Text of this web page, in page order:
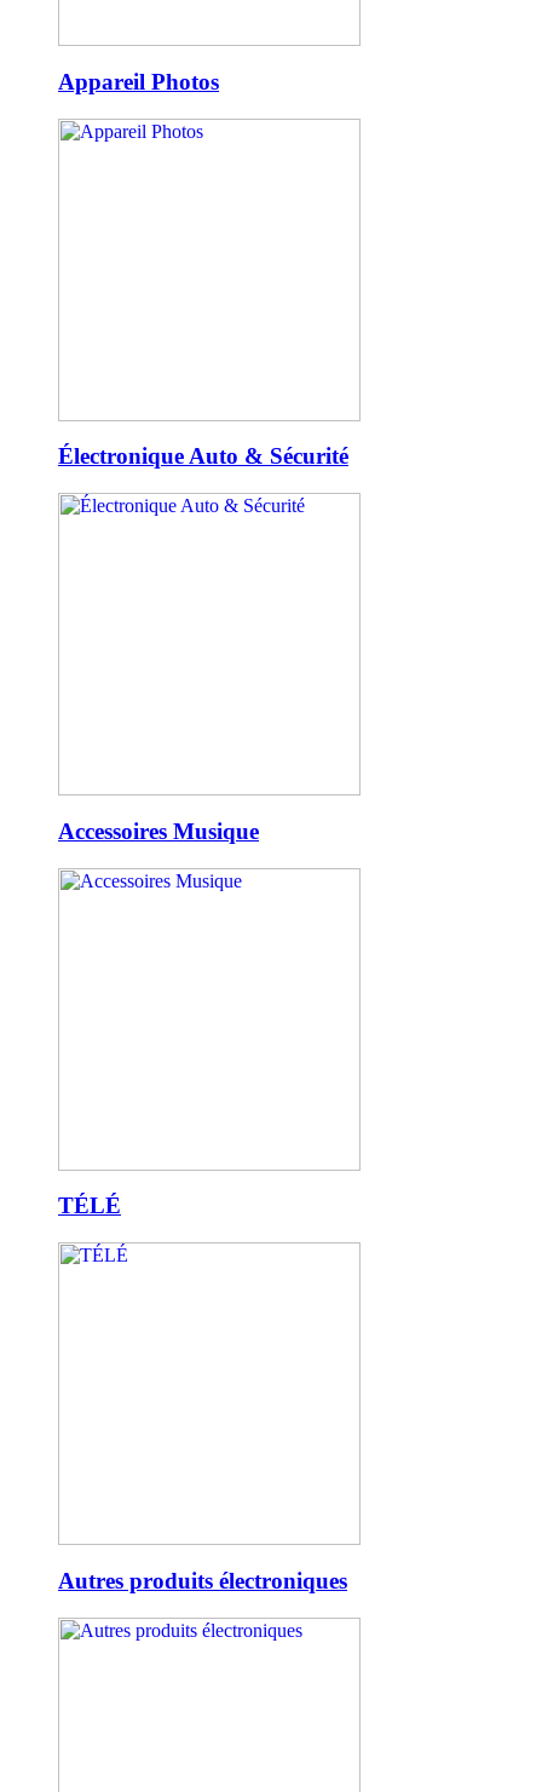
Appareil Photos
Électronique Auto & Sécurité
Accessoires Musique
TÉLÉ
Autres produits électroniques